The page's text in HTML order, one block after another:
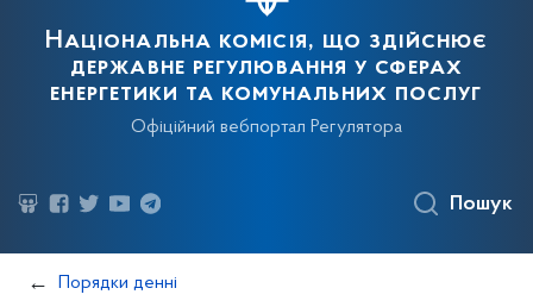
Національна комісія, що здійснює
державне регулювання у сферах
енергетики та комунальних послуг
Офіційний вебпортал Регулятора
Пошук
Порядки денні